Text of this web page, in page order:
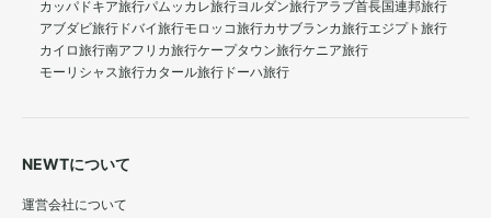
カッパドキア旅行パムッカレ旅行ヨルダン旅行アラブ首長国連邦旅行
アブダビ旅行 ドバイ旅行モロッコ旅行カサブランカ旅行エジプト旅行
カイロ旅行南アフリカ旅行ケープタウン旅行ケニア旅行
モーリシャス旅行カタール旅行 ドーハ旅行
NEWTについて
運営会社について